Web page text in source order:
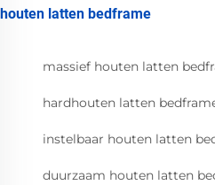
houten latten bedframe
massief houten latten
hardhouten latten
instelbaar houten latten
duurzaam houten latten